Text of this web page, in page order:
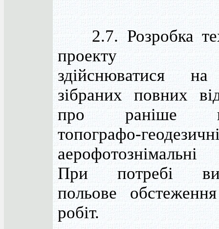
2.7. Розробка
проекту
здійснюватися
зібраних повних
про раніше
топографо-
При потребі
польове
робіт.